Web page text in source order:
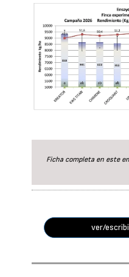
Ficha completa en este
ver/